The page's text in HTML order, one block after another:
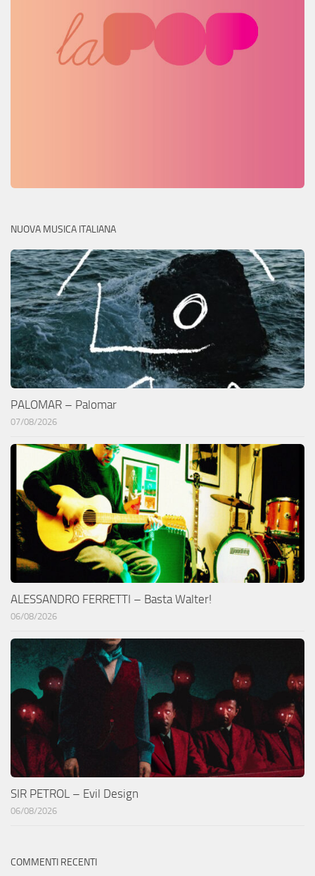
NUOVA MUSICA ITALIANA
PALOMAR – Palomar
07/08/2026
ALESSANDRO FERRETTI – Basta Walter!
06/08/2026
SIR PETROL – Evil Design
06/08/2026
COMMENTI RECENTI